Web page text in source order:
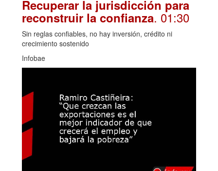
Recuperar la jurisdicción para
reconstruir la confianza. 01:30
Sin reglas confiables, no hay inversión, crédito ni
crecimiento sostenido
Infobae